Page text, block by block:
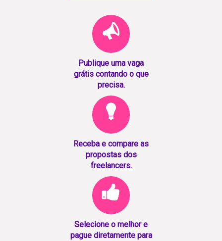
Publique uma vaga
grátis contando o que
precisa.
Receba e compare as
propostas dos
freelancers.
Selecione o melhor e
pague diretamente para